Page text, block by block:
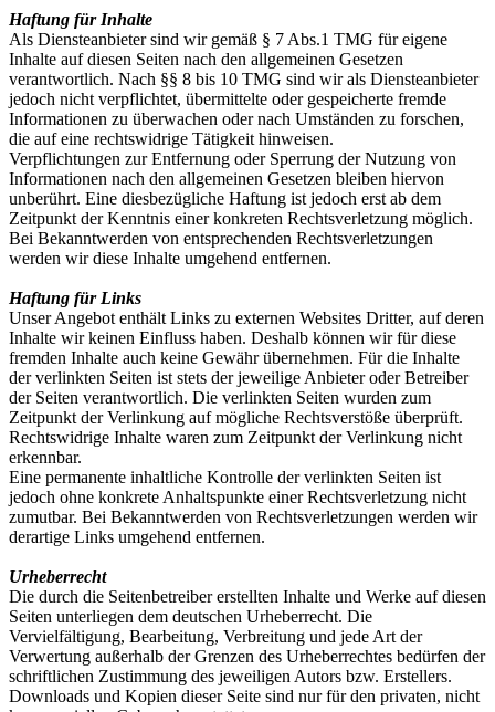
Haftung für Inhalte
Als Diensteanbieter sind wir gemäß § 7 Abs.1 TMG für eigene
Inhalte auf diesen Seiten nach den allgemeinen Gesetzen
verantwortlich. Nach §§ 8 bis 10 TMG sind wir als Diensteanbieter
jedoch nicht verpflichtet, übermittelte oder gespeicherte fremde
Informationen zu überwachen oder nach Umständen zu forschen,
die auf eine rechtswidrige Tätigkeit hinweisen.
Verpflichtungen zur Entfernung oder Sperrung der Nutzung von
Informationen nach den allgemeinen Gesetzen bleiben hiervon
unberührt. Eine diesbezügliche Haftung ist jedoch erst ab dem
Zeitpunkt der Kenntnis einer konkreten Rechtsverletzung möglich.
Bei Bekanntwerden von entsprechenden Rechtsverletzungen
werden wir diese Inhalte umgehend entfernen.
Haftung für Links
Unser Angebot enthält Links zu externen Websites Dritter, auf deren
Inhalte wir keinen Einfluss haben. Deshalb können wir für diese
fremden Inhalte auch keine Gewähr übernehmen. Für die Inhalte
der verlinkten Seiten ist stets der jeweilige Anbieter oder Betreiber
der Seiten verantwortlich. Die verlinkten Seiten wurden zum
Zeitpunkt der Verlinkung auf mögliche Rechtsverstöße überprüft.
Rechtswidrige Inhalte waren zum Zeitpunkt der Verlinkung nicht
erkennbar.
Eine permanente inhaltliche Kontrolle der verlinkten Seiten ist
jedoch ohne konkrete Anhaltspunkte einer Rechtsverletzung nicht
zumutbar. Bei Bekanntwerden von Rechtsverletzungen werden wir
derartige Links umgehend entfernen.
Urheberrecht
Die durch die Seitenbetreiber erstellten Inhalte und Werke auf diesen
Seiten unterliegen dem deutschen Urheberrecht. Die
Vervielfältigung, Bearbeitung, Verbreitung und jede Art der
Verwertung außerhalb der Grenzen des Urheberrechtes bedürfen der
schriftlichen Zustimmung des jeweiligen Autors bzw. Erstellers.
Downloads und Kopien dieser Seite sind nur für den privaten, nicht